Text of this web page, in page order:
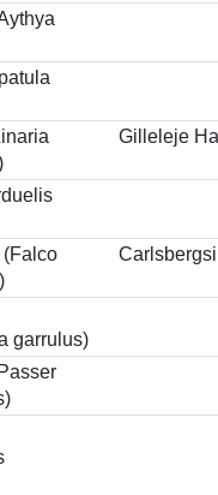
Gilleleje
garrulus)